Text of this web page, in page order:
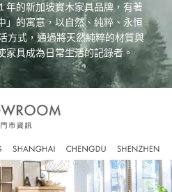
年的新加坡實木家具品牌，有著
」的寓意，以自然、純粹、永恒
方式，通過將天然純粹的材質與
家具成為日常生活的記錄者。